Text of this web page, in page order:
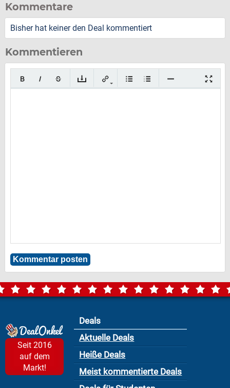
Kommentare
Bisher hat keiner den Deal kommentiert
Kommentieren
Seit 2016
auf dem
Markt!
Deals
Aktuelle Deals
Heiße Deals
Meist kommentierte Deals